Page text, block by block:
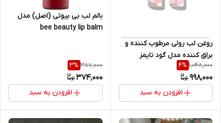
روغن لب رولی مرطوب کننده و
براق کننده مدل گود تایمز
Times Roll Ball Lip Oil
1,048,000
4%
998,000
افزودن به سبد
بالم لب بی بیوتی (اصل) مدل
bee beauty lip balm
387,000
3%
374,000
افزودن به سبد